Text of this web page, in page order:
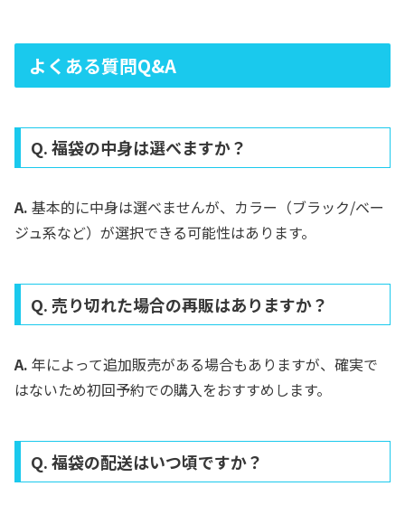
よくある質問Q&A
Q. 福袋の中身は選べますか？
A. 基本的に中身は選べませんが、カラー（ブラック/ベー
ジュ系など）が選択できる可能性はあります。
Q. 売り切れた場合の再販はありますか？
A. 年によって追加販売がある場合もありますが、確実で
はないため初回予約での購入をおすすめします。
Q. 福袋の配送はいつ頃ですか？